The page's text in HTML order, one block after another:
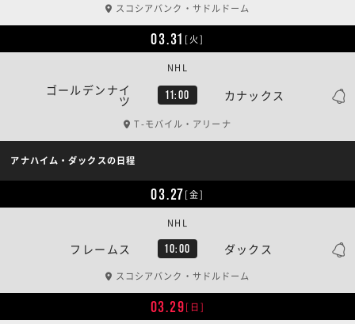
スコシアバンク・サドルドーム
03.31 [火]
ゴールデンナイ
ツ 11:00 カナックス
NHL
T-モバイル・アリーナ
アナハイム・ダックスの日程
03.27[金]
フレームス 10:00 ダックス
NHL
スコシアバンク・サドルドーム
03.29[日]